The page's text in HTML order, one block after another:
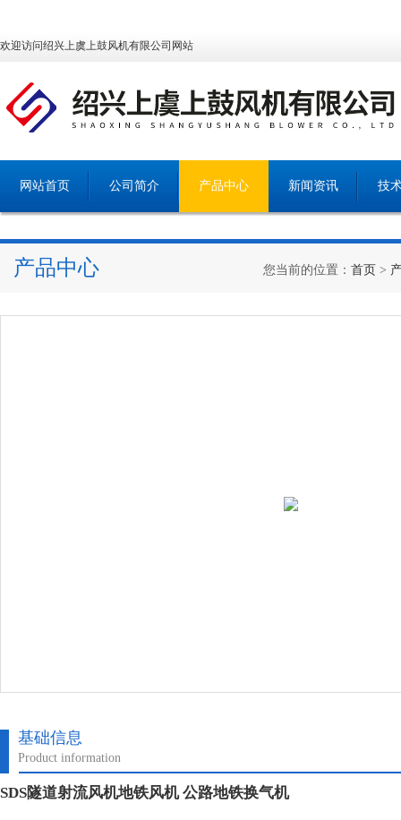
欢迎访问绍兴上虞上鼓风机有限公司网站
网站首页 公司简介 产品中心 新闻资讯 技
产品中心 您当前的位置： 首页 >
基础信息
Product information
SDS隧道射流风机地铁风机 公路地铁换气机